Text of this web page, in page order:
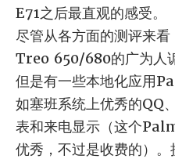
E71之后最直观的感受。
尽管从各方面的测评来
Treo 650/680的广为人
但是有一些本地化应用
如塞班系统上优秀的QQ
表和来电显示（这个
优秀，不过是收费的）